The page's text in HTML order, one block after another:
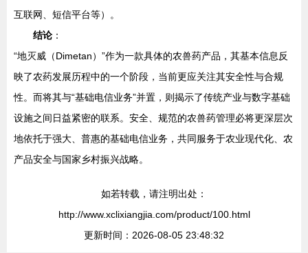
互联网、短信平台等）。
结论 ：
“地灭威（Dimetan）”作为一款具体的农兽药产品，其基本信息反
映了农药发展历程中的一个阶段，当前更应关注其安全性与合规
性。而将其与“基础电信业务”并置，则揭示了传统产业与数字基础
设施之间日益紧密的联系。安全、规范的农兽药管理必将更深层次
地依托于强大、普惠的基础电信业务，共同服务于农业现代化、农
产品安全与国家乡村振兴战略。
如若转载，请注明出处：
http://www.xclixiangjia.com/product/100.html
更新时间：2026-08-05 23:48:32